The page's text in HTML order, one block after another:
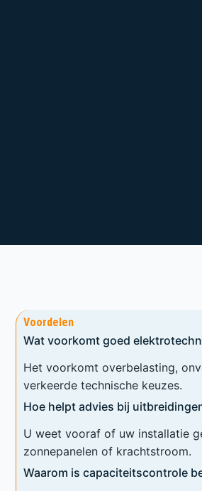
Voordelen
Wat voorkomt goed
Het voorkomt overbelasting,
verkeerde technische keuzes.
Hoe helpt advies bij
U weet vooraf of uw installatie
zonnepanelen of krachtstroom.
Waarom is capaciteitscontrole